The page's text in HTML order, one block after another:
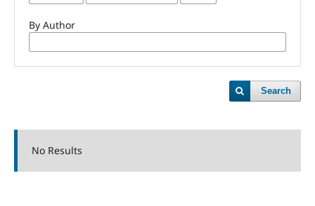
By Author
Search
No Results